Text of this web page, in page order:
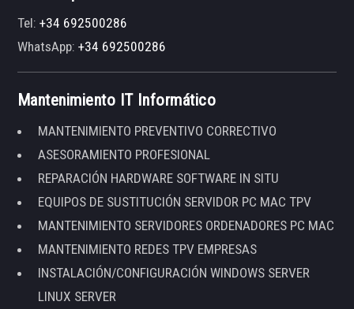
Tel:+34 692500286
WhatsApp:+34 692500286
Mantenimiento IT Informático
MANTENIMIENTO PREVENTIVO CORRECTIVO
ASESORAMIENTO PROFESIONAL
REPARACIÓN HARDWARE SOFTWARE IN SITU
EQUIPOS DE SUSTITUCIÓN SERVIDOR PC MAC TPV
MANTENIMIENTO SERVIDORES ORDENADORES PC MAC
MANTENIMIENTO REDES TPV EMPRESAS
INSTALACIÓN/CONFIGURACIÓN WINDOWS SERVER
LINUX SERVER